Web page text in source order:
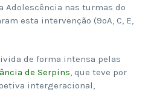
Adolescência nas turmas do
esta intervenção (9ºA, C, E,
de forma intensa pelas
de Serpins, que teve por
intergeracional,